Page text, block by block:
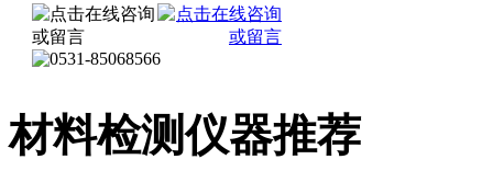
材料检测仪器推荐